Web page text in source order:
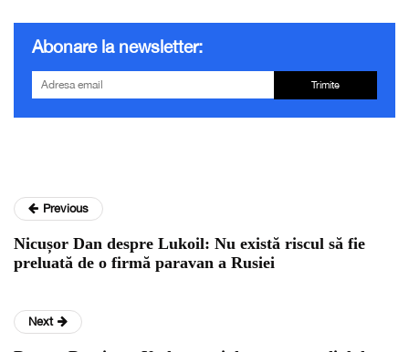
Abonare la newsletter:
Trimite
Previous
Nicușor Dan despre Lukoil: Nu există riscul să fie
preluată de o firmă paravan a Rusiei
Next